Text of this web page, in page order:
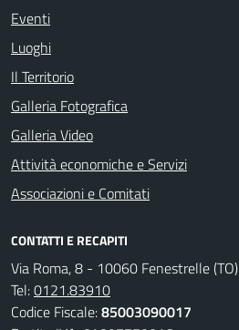
Eventi
Luoghi
Il Territorio
Galleria Fotografica
Galleria Video
Attività economiche e Servizi
Associazioni e Comitati
CONTATTI E RECAPITI
Via Roma, 8 - 10060 Fenestrelle (TO)
Tel:0121.83910
Codice Fiscale:85003090017